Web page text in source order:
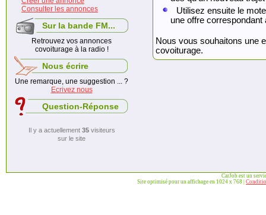
Consulter les annonces
Sur la bande FM...
Retrouvez vos annonces
covoiturage à la radio !
Nous écrire
Une remarque, une suggestion ... ?
Ecrivez nous
Question-Réponse
Il y a actuellement 35visiteurs
sur le site
Utilisez ensuite le
une offre
Nous vous souhaitons une
covoiturage.
CarJob est un
Site optimisé pour un affichage en 1024 x 768 |